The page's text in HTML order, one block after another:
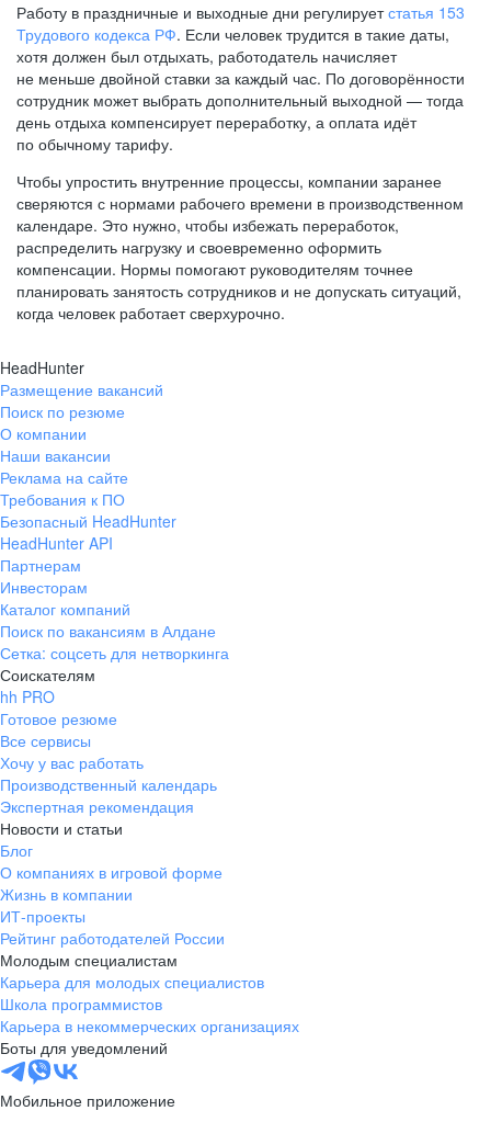
Работу в праздничные и выходные дни регулируетстатья 153
Трудового кодекса РФ. Если человек трудится в такие даты,
хотя должен был отдыхать, работодатель начисляет
не меньше двойной ставки за каждый час. По договорённости
сотрудник может выбрать дополнительный выходной — тогда
день отдыха компенсирует переработку, а оплата идёт
по обычному тарифу.
Чтобы упростить внутренние процессы, компании заранее
сверяются с нормами рабочего времени в производственном
календаре. Это нужно, чтобы избежать переработок,
распределить нагрузку и своевременно оформить
компенсации. Нормы помогают руководителям точнее
планировать занятость сотрудников и не допускать ситуаций,
когда человек работает сверхурочно.
HeadHunter
Размещение вакансий
Поиск по резюме
О компании
Наши вакансии
Реклама на сайте
Требования к ПО
Безопасный HeadHunter
HeadHunter API
Партнерам
Инвесторам
Каталог компаний
Поиск по вакансиям в Алдане
Сетка: соцсеть для нетворкинга
Соискателям
hh PRO
Готовое резюме
Все сервисы
Хочу у вас работать
Производственный календарь
Экспертная рекомендация
Новости и статьи
Блог
О компаниях в игровой форме
Жизнь в компании
ИТ-проекты
Рейтинг работодателей России
Молодым специалистам
Карьера для молодых специалистов
Школа программистов
Карьера в некоммерческих организациях
Боты для уведомлений
Мобильное приложение